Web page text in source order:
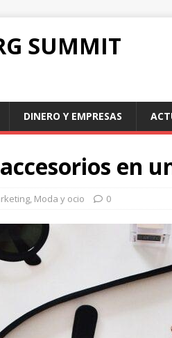
SUMMIT
DINERO Y EMPRESAS
en
, Moda y ocio 0